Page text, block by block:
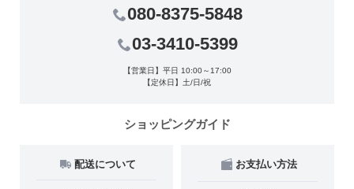
080-8375-5848
03-3410-5399
【営業日】平日 10:00～17:00
【定休日】土/日/祝
ショッピングガイド
配送について お支払い方法